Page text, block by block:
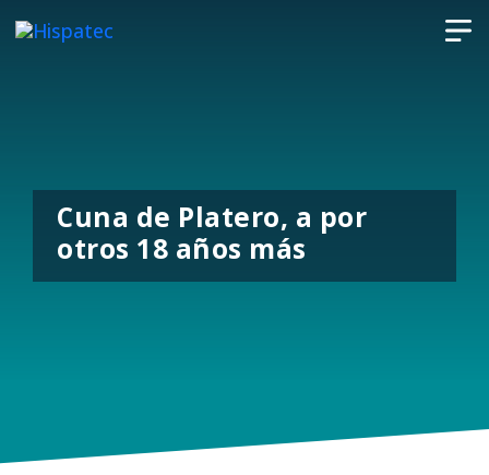
Cuna de Platero, a por
otros 18 años más